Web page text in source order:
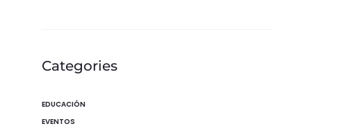
Categories
EDUCACIÓN
EVENTOS